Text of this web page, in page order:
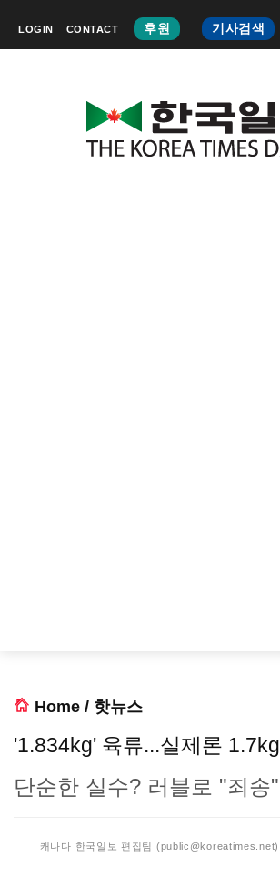
LOGIN CONTACT 후원 기사검색
Home / 핫뉴스
'1.834kg' 육류...실제론 1.7kg
단순한 실수? 러블로 "죄송"
캐나다 한국일보 편집팀 (public@koreatimes.net)